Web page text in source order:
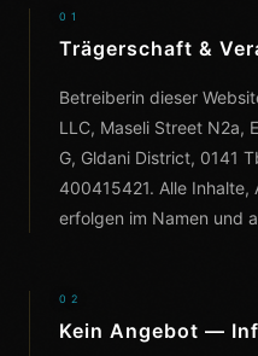
01
Trägerschaft &
Betreiberin dieser
LLC, Maseli Street N2a,
G, Gldani District, 0141
400415421. Alle Inhalte,
erfolgen im Namen und
02
Kein Angebot —